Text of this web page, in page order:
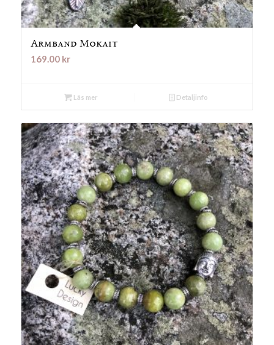
Armband Mokait
169.00 kr
Läs mer Detaljinfo